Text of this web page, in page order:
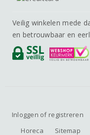
Veilig winkelen mede
en betrouwbaar en
Inloggen of registreren
Horeca
Sitemap